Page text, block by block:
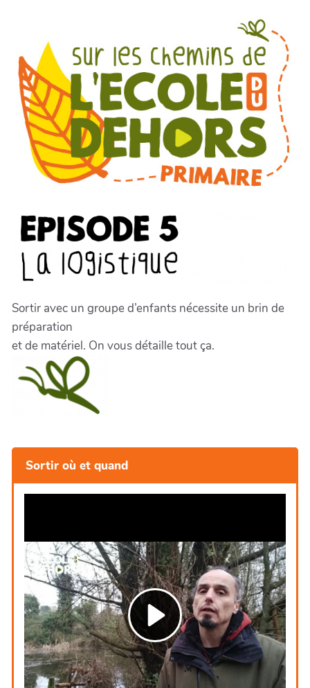
Sortir avec un groupe d’enfants nécessite un brin de
préparation
et de matériel. On vous détaille tout ça.
Sortir où et quand